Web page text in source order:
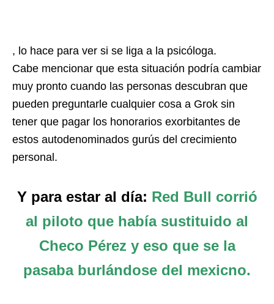
, lo hace para ver si se liga a la psicóloga.
Cabe mencionar que esta situación podría cambiar
muy pronto cuando las personas descubran que
pueden preguntarle cualquier cosa a Grok sin
tener que pagar los honorarios exorbitantes de
estos autodenominados gurús del crecimiento
personal.
Y para estar al día: Red Bull corrió
al piloto que había sustituido al
Checo Pérez y eso que se la
pasaba burlándose del mexicno.